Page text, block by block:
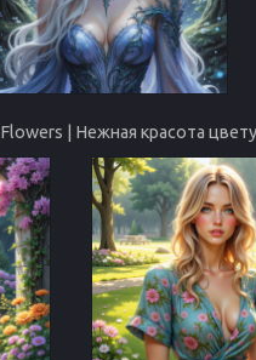
| Нежная красота